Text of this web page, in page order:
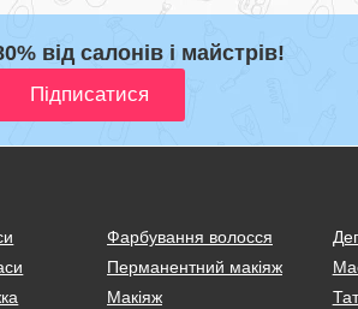
від салонів і майстрів!
Фарбування волосся
Перманентний макіяж
Макіяж